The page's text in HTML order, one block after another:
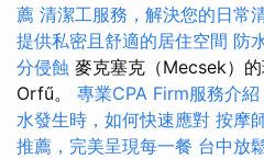
薦 清潔工服務，解決您的日常
提供私密且舒適的居住空間 防
分侵蝕 麥克塞克（Mecsek）
Orfű。 專業CPA Firm服務介紹
水發生時，如何快速應對 按摩
推薦，完美呈現每一餐 台中放